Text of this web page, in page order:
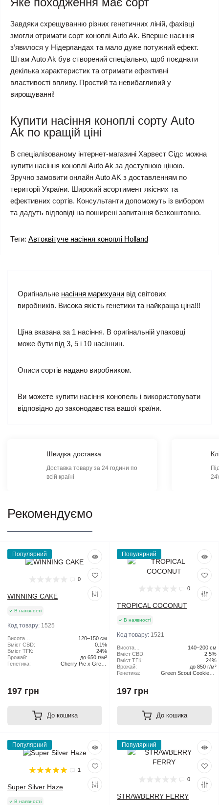
Завдяки схрещуванню різних генетичних ліній, фахівці
змогли отримати сорт коноплі Auto Ak. Вперше насіння
з’явилося у Нідерландах та мало дуже потужний ефект.
Штам Auto Ak був створений спеціально, щоб поєднати
декілька характеристик та отримати ефективні
властивості впливу. Простий та невибагливий у
вирощуванні!
Купити насіння коноплі сорту Auto
Ak по кращій ціні
В спеціалізованому інтернет-магазині Харвест Сідс можна
купити насіння коноплі Auto Ak за доступною ціною.
Зручно замовити онлайн Auto AK з доставленням по
території України. Широкий асортимент якісних та
ефективних сортів. Консультанти допоможуть із вибором
та дадуть відповіді на поширені запитання безкоштовно.
Теги: Автоквітуче насіння коноплі Holland
Оригінальне насіння марихуани від світових
виробників. Висока якість генетики та найкраща ціна!!!
Ціна вказана за 1 насіння. В оригінальній упаковці
може бути від 3, 5 і 10 насіннин.
Описи сортів надано виробником.
Ви можете купити насіння конопель і використовувати
відповідно до законодавства вашої країни.
Швидка доставка
Доставка товару за 24 години по
всій країні
Рекомендуємо
Популярний
0
WINNING CAKE
В наявності
Код товару: 1525
Висота
рослини:
120–150 см
Вміст CBD:
0.1%
Вміст ТГК:
24%
Врожай:
до 650 г/м²
Генетика:
Cherry Pie x Green
197 грн
До кошика
Популярний
0
TROPICAL COCONUT
В наявності
Код товару: 1521
Висота
рослини:
140–200 см
Вміст CBD:
2.5%
Вміст ТГК:
24%
Врожай:
до 850 г/м²
Генетика:
Green Scout Cookies x
197 грн
До кошика
Популярний
1
Super Silver Haze
В наявності
Популярний
0
STRAWBERRY FERRY